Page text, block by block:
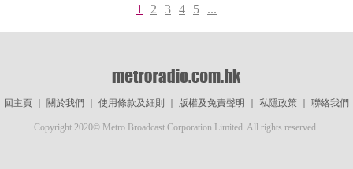
1 2 3 4 5 ...
回主頁｜ 關於我們 使用條款及細則 版權及免責聲明 私隱政策｜ 聯絡我們
Copyright 2020© Metro Broadcast Corporation Limited. All rights reserved.